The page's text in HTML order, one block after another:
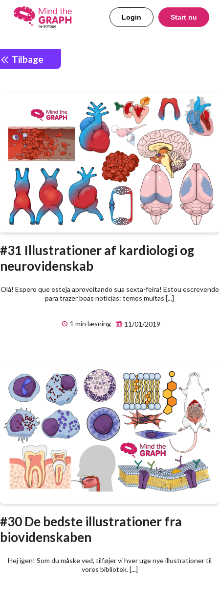
Login Start nu
Tilbage
#31 Illustrationer af kardiologi og
neurovidenskab
Olá! Espero que esteja aproveitando sua sexta-feira! Estou escrevendo
para trazer boas notícias: temos muitas [...]
1 min læsning 11/01/2019
#30 De bedste illustrationer fra
biovidenskaben
Hej igen! Som du måske ved, tilføjer vi hver uge nye illustrationer til
vores bibliotek. [...]